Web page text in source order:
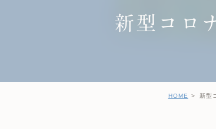
English女性と生活習慣病
新型コロ
HOME 新型